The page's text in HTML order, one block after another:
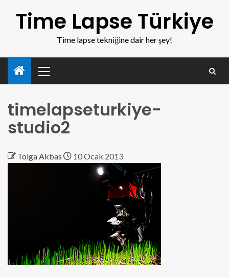
Time Lapse Türkiye
Time lapse tekniğine dair her şey!
timelapseturkiye-
studio2
Tolga Akbas 10 Ocak 2013